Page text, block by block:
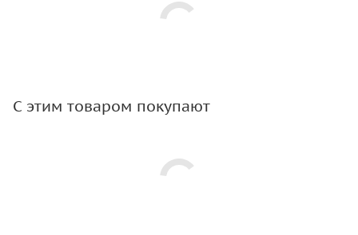
С этим товаром покупают